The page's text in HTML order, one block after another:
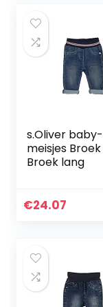
s.Oliver baby-
meisjes
Broek lang
€24.07